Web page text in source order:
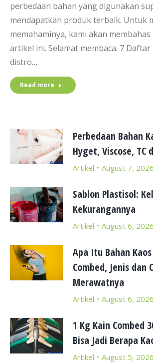
perbedaan bahan yang digunakan
mendapatkan produk terbaik. Untuk
memahaminya, kami akan
artikel ini. Selamat membaca. 7
distro…
Read more
Perbedaan Bahan
Hyget, Viscose, TC
Artikel August 7, 2026
Sablon Plastisol:
Kekurangannya
Artikel August 6, 2026
Apa Itu Bahan
Combed, Jenis dan
Merawatnya
Artikel August 6, 2026
1 Kg Kain Combed
Bisa Jadi Berapa
Artikel August 5, 2026